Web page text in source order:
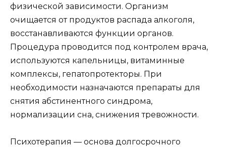
физической зависимости. Организм
очищается от продуктов распада алкоголя,
восстанавливаются функции органов.
Процедура проводится под контролем врача,
используются капельницы, витаминные
комплексы, гепатопротекторы. При
необходимости назначаются препараты для
снятия абстинентного синдрома,
нормализации сна, снижения тревожности.
Психотерапия — основа долгосрочного